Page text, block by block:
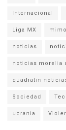
Internacional
Liga MX
noticias
noticias morelia
quadratin
Sociedad
ucrania